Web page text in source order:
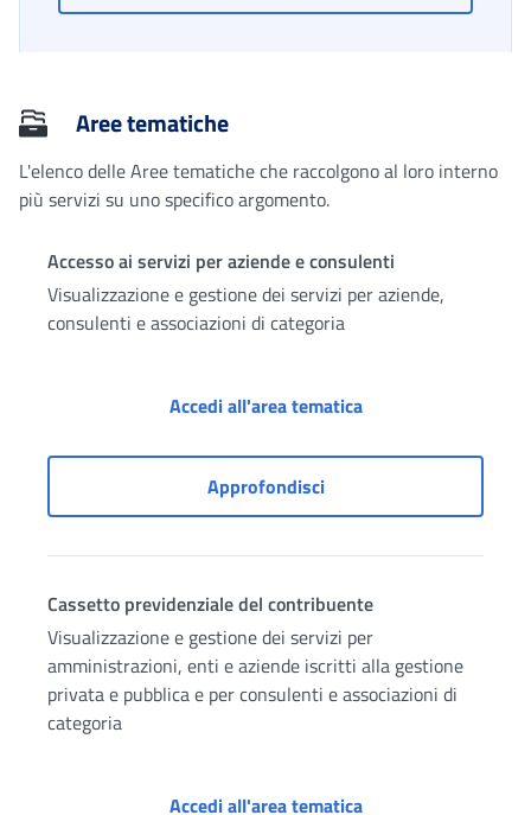
Aree tematiche
L'elenco delle Aree tematiche che raccolgono al loro interno
più servizi su uno specifico argomento.
Accesso ai servizi per aziende e consulenti
Visualizzazione e gestione dei servizi per aziende,
consulenti e associazioni di categoria
Accedi all'area tematicaAccesso ai servizi
ApprofondisciAccesso ai servizi per
Cassetto previdenziale del contribuente
Visualizzazione e gestione dei servizi per
amministrazioni, enti e aziende iscritti alla gestione
privata e pubblica e per consulenti e associazioni di
categoria
Accedi all'area tematicaCassetto